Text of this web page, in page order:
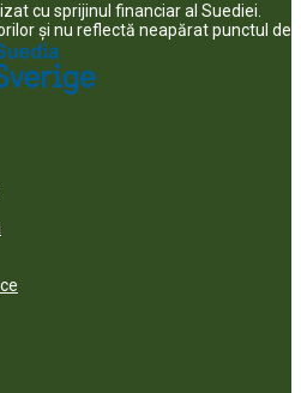
cu sprijinul financiar al Suediei.
şi nu reflectă neapărat punctul de